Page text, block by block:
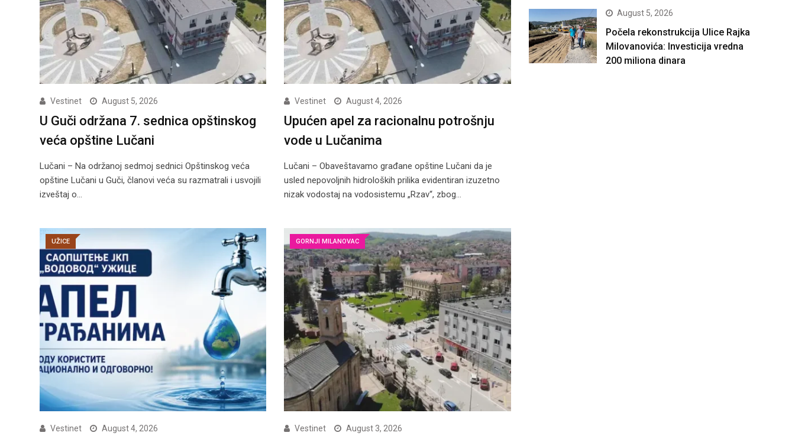
Vestinet August 5, 2026
U Guči održana 7. sednica opštinskog
veća opštine Lučani
Lučani – Na održanoj sedmoj sednici Opštinskog veća
opštine Lučani u Guči, članovi veća su razmatrali i usvojili
izveštaj o…
Vestinet August 4, 2026
Upućen apel za racionalnu potrošnju
vode u Lučanima
Lučani – Obaveštavamo građane opštine Lučani da je
usled nepovoljnih hidroloških prilika evidentiran izuzetno
nizak vodostaj na vodosistemu „Rzav“, zbog…
UŽICE
Vestinet August 4, 2026
GORNJI MILANOVAC
Vestinet August 3, 2026
August 5, 2026
Počela rekonstrukcija Ulice Rajka
Milovanovića: Investicija vredna
200 miliona dinara